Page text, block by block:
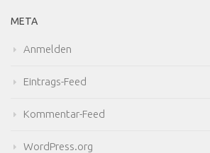
META
Anmelden
Eintrags-Feed
Kommentar-Feed
WordPress.org